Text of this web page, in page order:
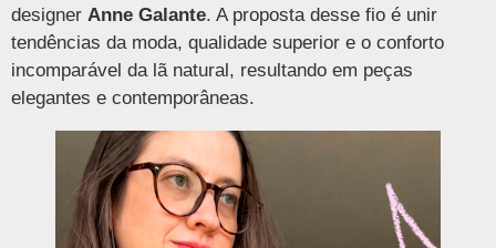
designer Anne Galante. A proposta desse fio é unir
tendências da moda, qualidade superior e o conforto
incomparável da lã natural, resultando em peças
elegantes e contemporâneas.